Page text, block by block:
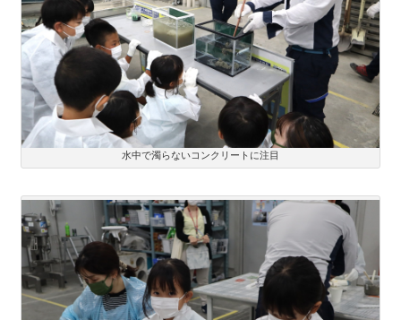
水中で濁らないコンクリートに注目